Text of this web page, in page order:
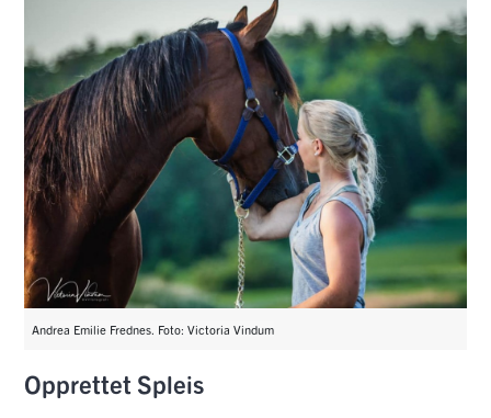
Andrea Emilie Frednes. Foto: Victoria Vindum
Opprettet Spleis